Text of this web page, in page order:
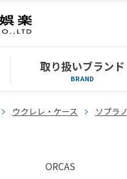
取り扱いブランド
BRAND
ウクレレ・ケース ソプラノ
ORCAS